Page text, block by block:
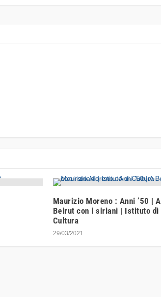
Maurizio Moreno : Anni ’50 | A
Beirut con i siriani | Istituto di
Cultura
29/03/2021